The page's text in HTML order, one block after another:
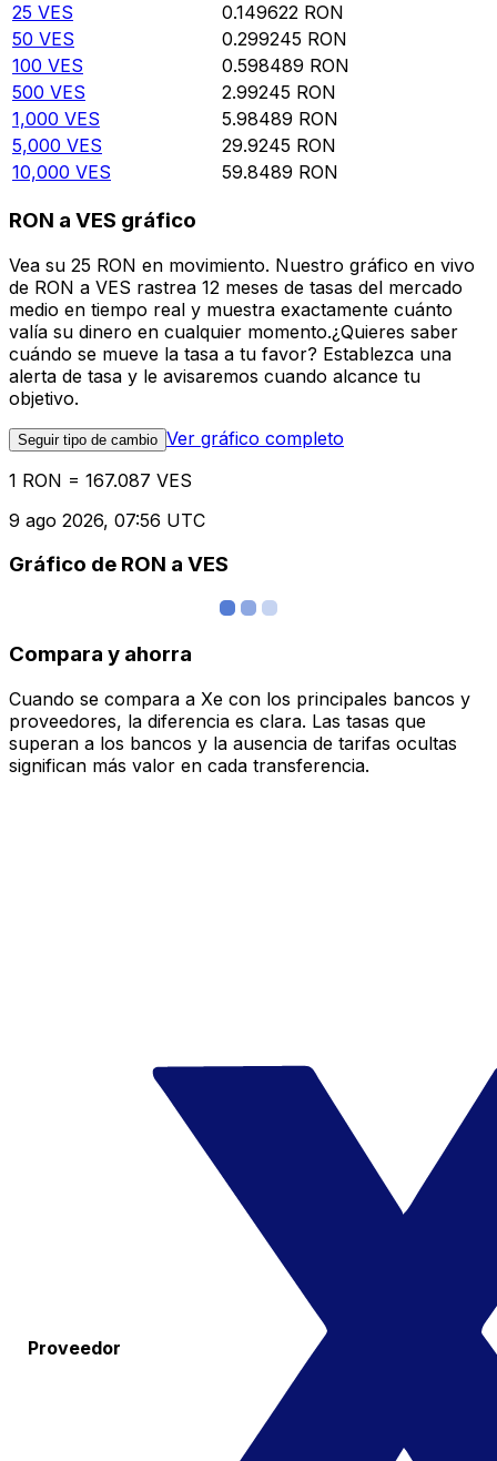
25 VES 0.149622 RON
50 VES 0.299245 RON
100 VES 0.598489 RON
500 VES 2.99245 RON
1,000 VES 5.98489 RON
5,000 VES 29.9245 RON
10,000 VES 59.8489 RON
RON a VES gráfico
Vea su 25 RON en movimiento. Nuestro gráfico en vivo
de RON a VES rastrea 12 meses de tasas del mercado
medio en tiempo real y muestra exactamente cuánto
valía su dinero en cualquier momento.¿Quieres saber
cuándo se mueve la tasa a tu favor? Establezca una
alerta de tasa y le avisaremos cuando alcance tu
objetivo.
Seguir tipo de cambio Ver gráfico completo
1 RON = 167.087 VES
9 ago 2026, 07:56 UTC
Gráfico de RON a VES
Compara y ahorra
Cuando se compara a Xe con los principales bancos y
proveedores, la diferencia es clara. Las tasas que
superan a los bancos y la ausencia de tarifas ocultas
significan más valor en cada transferencia.
Proveedor